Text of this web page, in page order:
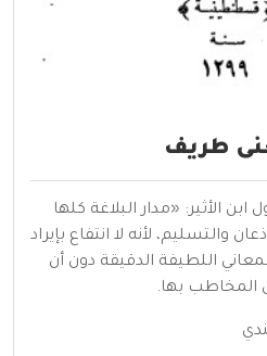
طريف
الأثير: «مدار البلاغة كلها
والتسليم، لأنه لا انتفاع بإيراد
اللطيفة الدقيقة دون أن
المخاطب بها.